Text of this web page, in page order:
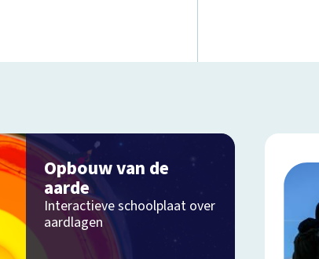
Opbouw van de
aarde
Interactieve schoolplaat over
aardlagen